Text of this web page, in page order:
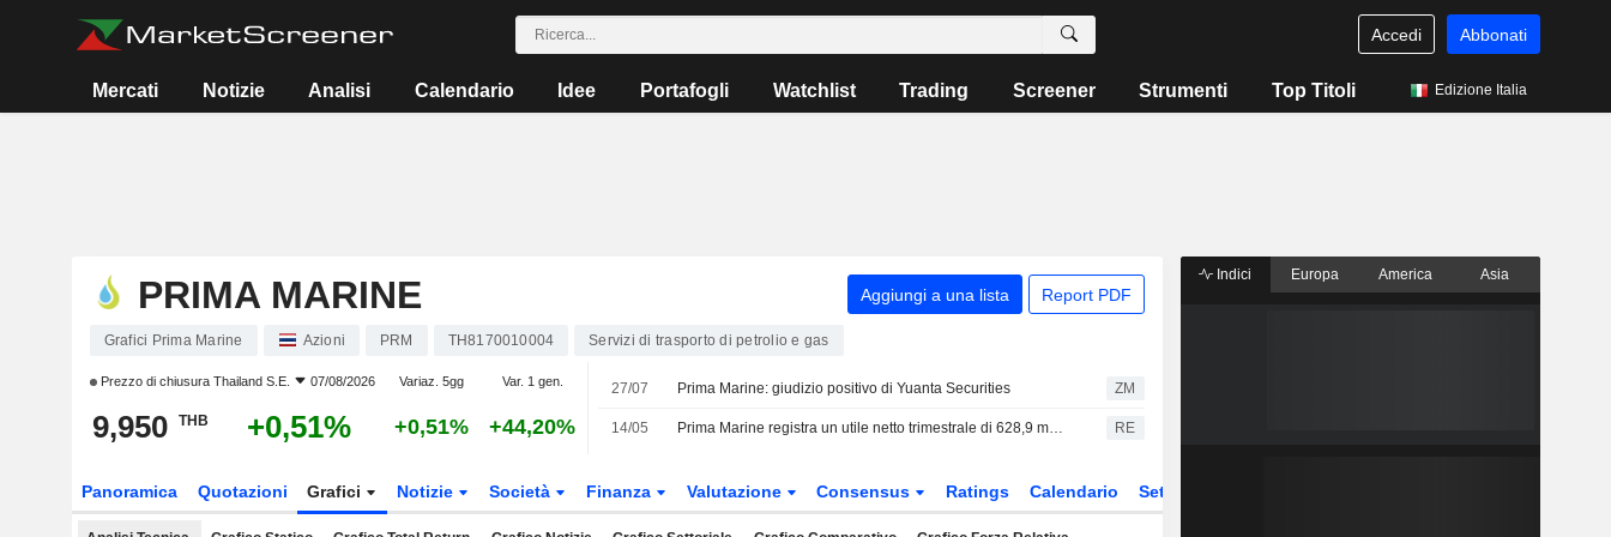
Accedi Abbonati
Mercati Notizie Analisi Calendario Idee Portafogli Watchlist Trading Screener Strumenti Top Titoli Edizione Italia
PRIMA MARINE Aggiungi a una lista Report PDF
Grafici Prima Marine Azioni PRM TH8170010004 Servizi di trasporto di petrolio e gas
Prezzo di chiusura Thailand S.E. 07/08/2026 Variaz. 5gg Var. 1 gen.
9,950 THB +0,51% +0,51% +44,20%
27/07 Prima Marine: giudizio positivo di Yuanta Securities ZM
14/05 Prima Marine registra un utile netto trimestrale di 628,9 milioni di baht RE
Panoramica Quotazioni Grafici Notizie Società Finanza Valutazione Consensus Ratings Calendario Settore
Indici Europa America Asia